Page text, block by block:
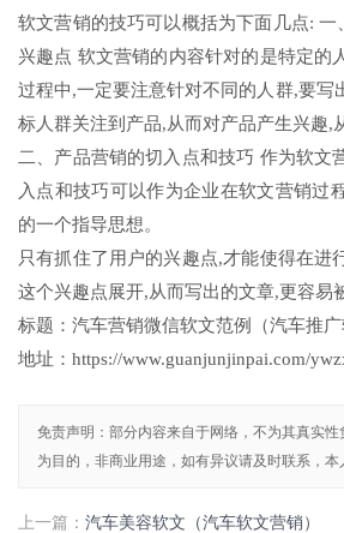
软文营销的技巧可以概括为下面几点: 一
兴趣点 软文营销的内容针对的是特定的
过程中,一定要注意针对不同的人群,要写
标人群关注到产品,从而对产品产生兴趣,
二、产品营销的切入点和技巧 作为软文
入点和技巧可以作为企业在软文营销过
的一个指导思想。
只有抓住了用户的兴趣点,才能使得在进
这个兴趣点展开,从而写出的文章,更容易
标题：汽车营销微信软文范例（汽车推广
地址：https://www.guanjunjinpai.com/
免责声明：部分内容来自于网络，不为其真实性
为目的，非商业用途，如有异议请及时联系，本
上一篇： 汽车美容软文（汽车软文营销）